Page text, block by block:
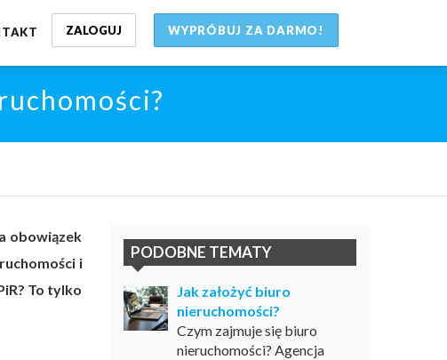
WYPRÓBUJ ZA DARMO!
ZALOGUJ
obowiązek
i
To tylko
PODOBNE TEMATY
Jak założyć biuro
nieruchomości?
Czym zajmuje się biuro
nieruchomości? Agencja